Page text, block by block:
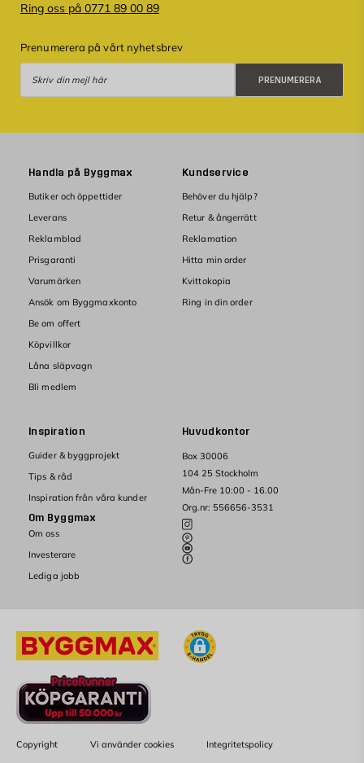
Ring oss på 0771 89 00 89
Prenumerera på vårt nyhetsbrev
PRENUMERERA
Huvudkontor
Box 30006
104 25 Stockholm
Mån-Fre 10:00 - 16.00
Org.nr: 556656-3531
Handla på Byggmax
Butiker och öppettider
Leverans
Reklamblad
Prisgaranti
Varumärken
Ansök om Byggmaxkonto
Be om offert
Köpvillkor
Låna släpvagn
Bli medlem
Kundservice
Behöver du hjälp?
Retur & ångerrätt
Reklamation
Hitta min order
Kvittokopia
Ring in din order
Inspiration
Guider & byggprojekt
Tips & råd
Inspiration från våra kunder
Om Byggmax
Om oss
Investerare
Lediga jobb
Copyright Vi använder cookies Integritetspolicy